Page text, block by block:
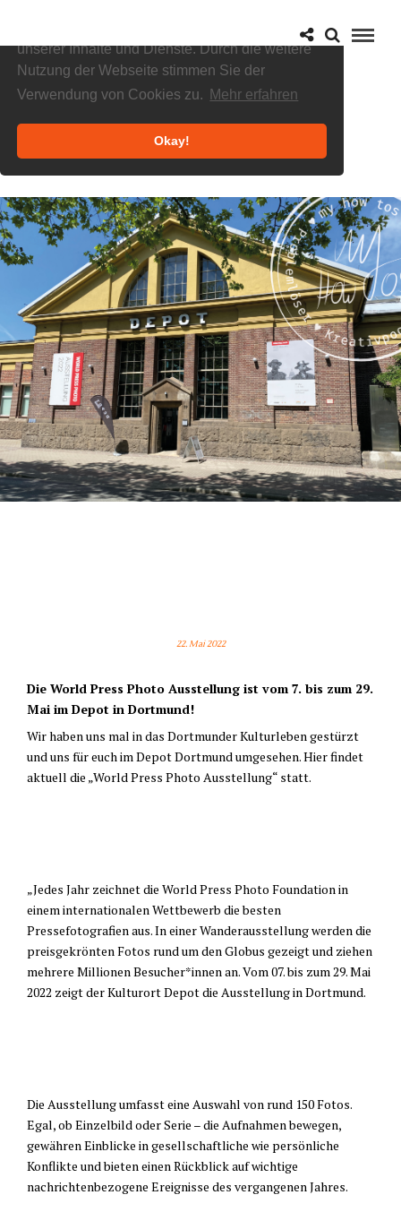
unserer Inhalte und Dienste. Durch die weitere
Nutzung der Webseite stimmen Sie der
Verwendung von Cookies zu.
Mehr erfahren
Okay!
22. Mai 2022
Die World Press Photo Ausstellung ist vom 7. bis zum 29.
Mai im Depot in Dortmund!
Wir haben uns mal in das Dortmunder Kulturleben gestürzt
und uns für euch im Depot Dortmund umgesehen. Hier findet
aktuell die „World Press Photo Ausstellung“ statt.
„Jedes Jahr zeichnet die World Press Photo Foundation in
einem internationalen Wettbewerb die besten
Pressefotografien aus. In einer Wanderausstellung werden die
preisgekrönten Fotos rund um den Globus gezeigt und ziehen
mehrere Millionen Besucher*innen an. Vom 07. bis zum 29. Mai
2022 zeigt der Kulturort Depot die Ausstellung in Dortmund.
Die Ausstellung umfasst eine Auswahl von rund 150 Fotos.
Egal, ob Einzelbild oder Serie – die Aufnahmen bewegen,
gewähren Einblicke in gesellschaftliche wie persönliche
Konflikte und bieten einen Rückblick auf wichtige
nachrichtenbezogene Ereignisse des vergangenen Jahres.